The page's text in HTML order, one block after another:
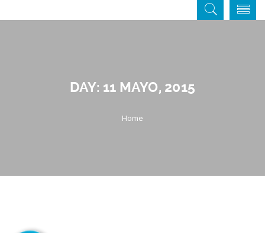
DAY: 11 MAYO, 2015